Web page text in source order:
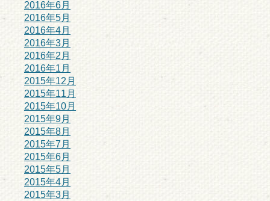
2016年6月
2016年5月
2016年4月
2016年3月
2016年2月
2016年1月
2015年12月
2015年11月
2015年10月
2015年9月
2015年8月
2015年7月
2015年6月
2015年5月
2015年4月
2015年3月